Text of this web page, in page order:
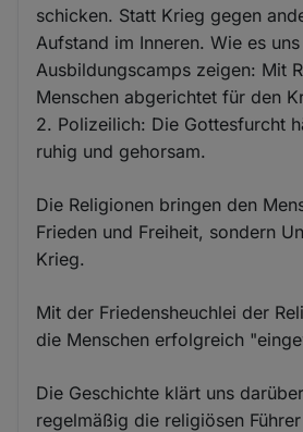
schicken. Statt Krieg gegen
Aufstand im Inneren. Wie es
Ausbildungscamps zeigen: Mit
Menschen abgerichtet für den
2. Polizeilich: Die Gottesfurcht
ruhig und gehorsam.
Die Religionen bringen den
Frieden und Freiheit, sondern
Krieg.
Mit der Friedensheuchlei der
die Menschen erfolgreich
Die Geschichte klärt uns
regelmäßig die religiösen